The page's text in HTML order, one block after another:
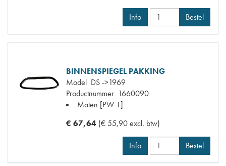
Info Bestel
BINNENSPIEGEL PAKKING
Model DS ->1969
Productnummer 1660090
Maten [PW 1]
€ 67,64 (€ 55,90 excl. btw)
Info Bestel